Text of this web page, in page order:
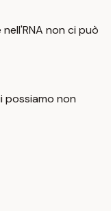
non ci può
possiamo non